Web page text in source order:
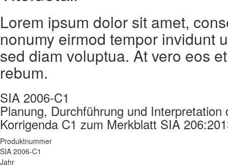
Lorem ipsum dolor sit amet,
nonumy eirmod tempor invidunt
sed diam voluptua. At vero eos
rebum.
SIA 2006-C1
Planung, Durchführung und
Korrigenda C1 zum Merkblatt SIA
Produktnummer
SIA 2006-C1
Jahr